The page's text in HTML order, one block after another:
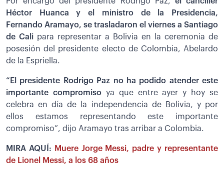
Héctor Huanca y el ministro de la Presidencia,
Fernando Aramayo, se trasladaron el viernes a Santiago
de Cali para representar a Bolivia en la ceremonia de
posesión del presidente electo de Colombia, Abelardo
de la Espriella.
“El presidente Rodrigo Paz no ha podido atender este
importante compromisoya que entre ayer y hoy se
celebra en día de la independencia de Bolivia, y por
ellos estamos representando este importante
compromiso”, dijo Aramayo tras arribar a Colombia.
MIRA AQUÍ:
Muere Jorge Messi, padre y representante
de Lionel Messi, a los 68 años